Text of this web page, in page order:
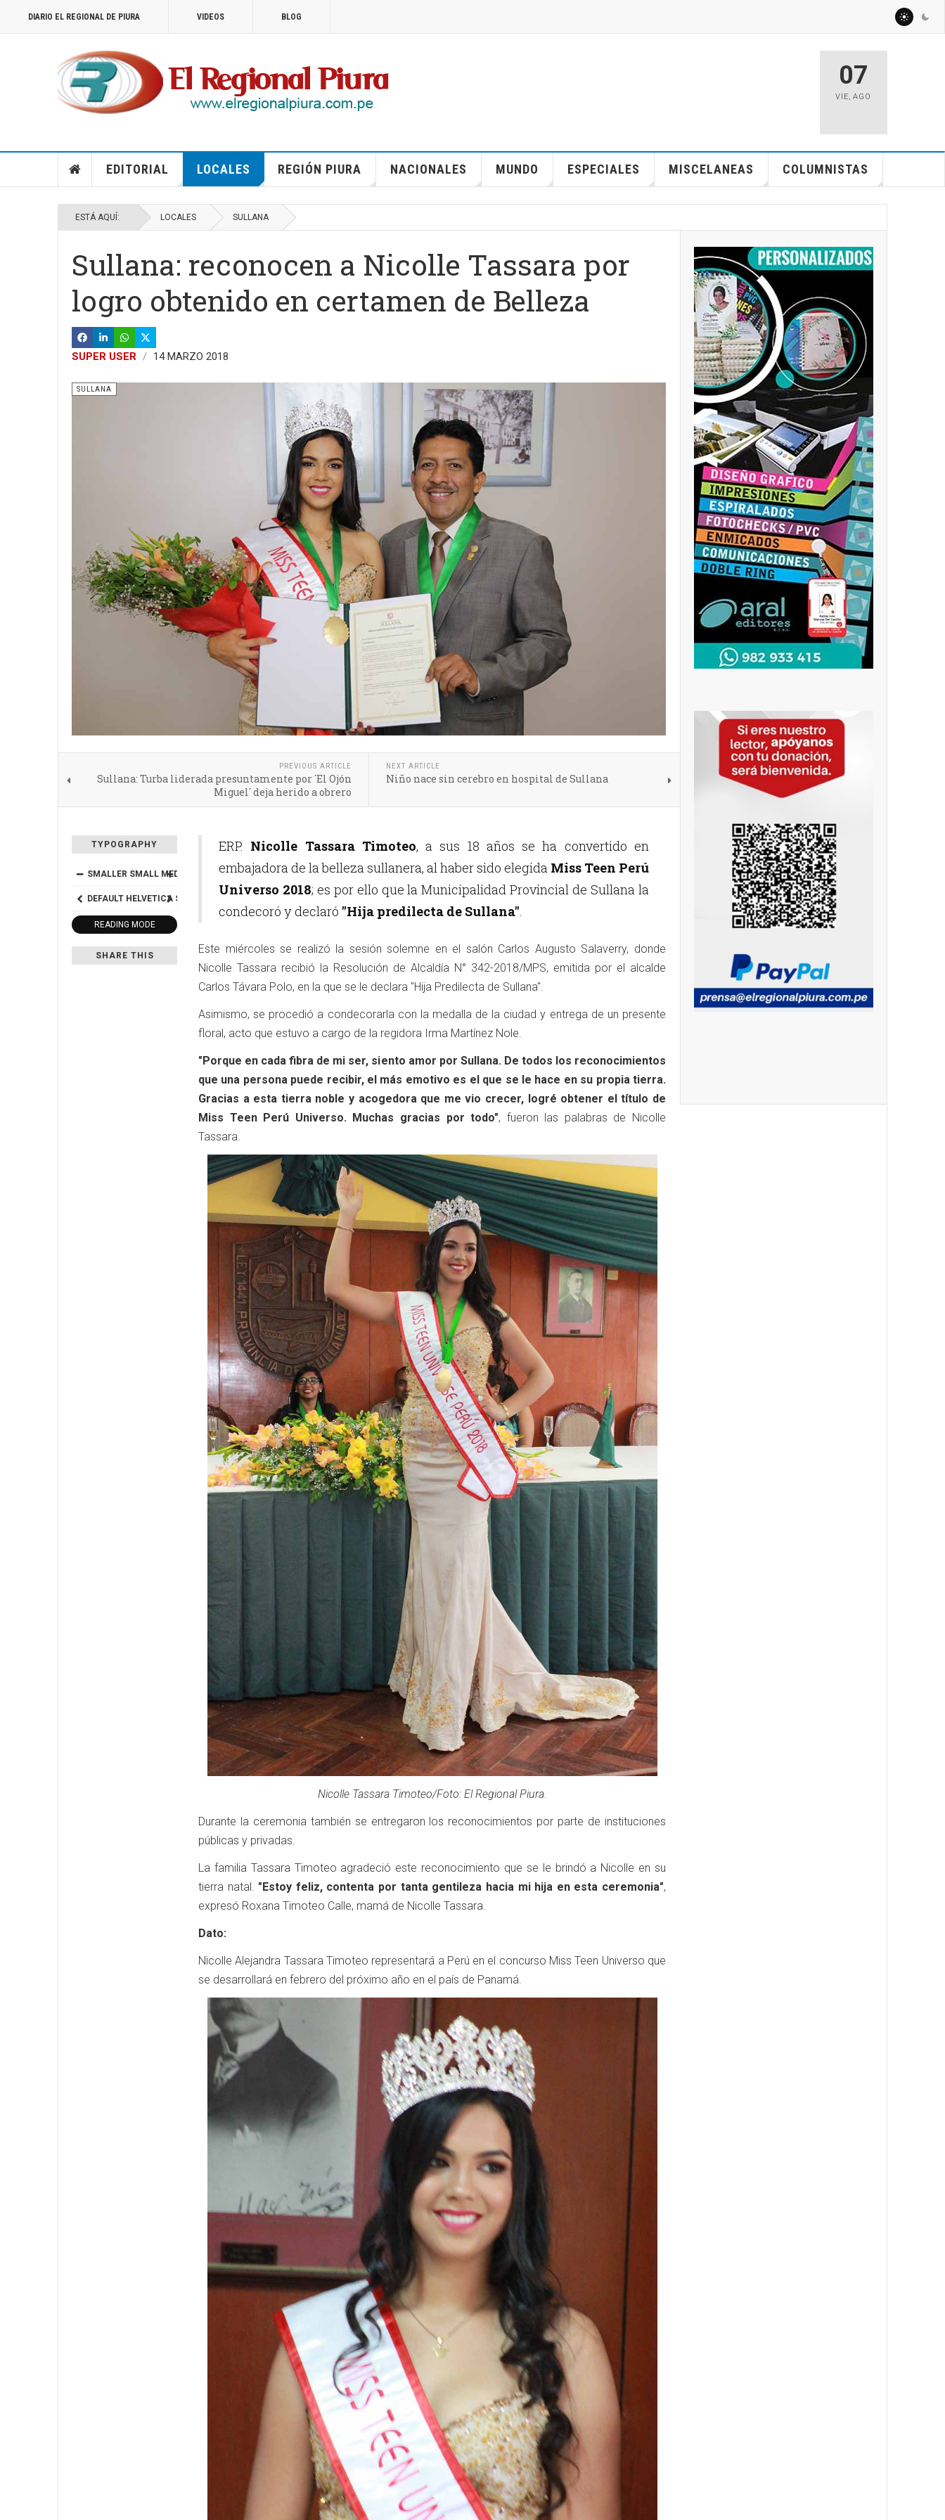
DIARIO EL REGIONAL DE PIURA VIDEOS BLOG
07
VIE,AGO
EDITORIAL LOCALES REGIÓN PIURA NACIONALES MUNDO ESPECIALES MISCELANEAS COLUMNISTAS
ESTÁ AQUÍ: LOCALES SULLANA
Sullana: reconocen a Nicolle Tassara por
logro obtenido en certamen de Belleza
SUPER USER 14 MARZO 2018
SULLANA
PREVIOUS ARTICLE
Sullana: Turba liderada presuntamente por ´El Ojón
Miguel´ deja herido a obrero
NEXT ARTICLE
Niño nace sin cerebro en hospital de Sullana
TYPOGRAPHY
SMALLER SMALL MEDIUM BIGGER
DEFAULT HELVETICA SEGOE
READING MODE
SHARE THIS
ERP. Nicolle Tassara Timoteo, a sus 18 años se ha convertido en
embajadora de la belleza sullanera, al haber sido elegida Miss Teen Perú
Universo 2018; es por ello que la Municipalidad Provincial de Sullana la
condecoró y declaró "Hija predilecta de Sullana"
Este miércoles se realizó la sesión solemne en el salón Carlos Augusto Salaverry, donde
Nicolle Tassara recibió la Resolución de Alcaldía N° 342-2018/MPS, emitida por el alcalde
Carlos Távara Polo, en la que se le declara "Hija Predilecta de Sullana".
Asimismo, se procedió a condecorarla con la medalla de la ciudad y entrega de un presente
floral, acto que estuvo a cargo de la regidora Irma Martínez Nole.
"Porque en cada fibra de mi ser, siento amor por Sullana. De todos los reconocimientos
que una persona puede recibir, el más emotivo es el que se le hace en su propia tierra.
Gracias a esta tierra noble y acogedora que me vio crecer, logré obtener el título de
Miss Teen Perú Universo. Muchas gracias por todo", fueron las palabras de Nicolle
Tassara.
Nicolle Tassara Timoteo/Foto: El Regional Piura.
Durante la ceremonia también se entregaron los reconocimientos por parte de instituciones
públicas y privadas.
La familia Tassara Timoteo agradeció este reconocimiento que se le brindó a Nicolle en su
tierra natal. "Estoy feliz, contenta por tanta gentileza hacia mi hija en esta ceremonia",
expresó Roxana Timoteo Calle, mamá de Nicolle Tassara.
Dato:
Nicolle Alejandra Tassara Timoteo representará a Perú en el concurso Miss Teen Universo que
se desarrollará en febrero del próximo año en el país de Panamá.